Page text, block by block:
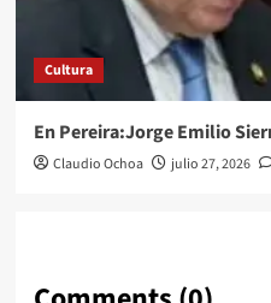
Cultura
En Pereira:Jorge Emilio
Claudio Ochoa julio 27, 2026